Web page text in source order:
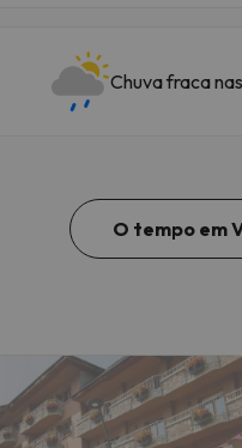
Chuva fraca
O tempo em